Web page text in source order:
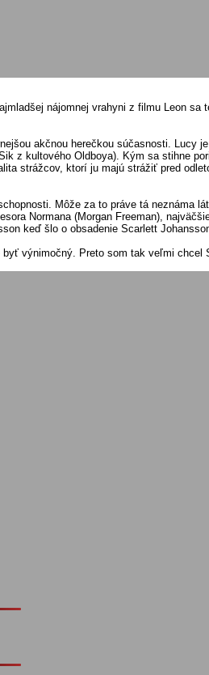
nájomnej vrahyni z filmu Leon
akčnou herečkou súčasnosti. Lucy
z kultového Oldboya). Kým sa stihne
strážcov, ktorí ju majú strážiť pred
Môže za to práve tá neznáma
Normana (Morgan Freeman),
keď šlo o obsadenie Scarlett
výnimočný. Preto som tak veľmi chcel